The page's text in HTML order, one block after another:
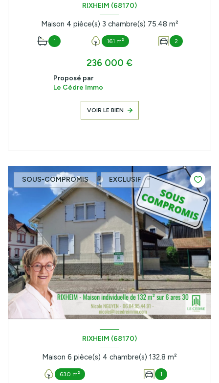
RIXHEIM (68170)
Maison 4 pièce(s) 3 chambre(s) 75.48 m²
1 161 m² 2
236 000 €
Proposé par
Le Cèdre Immo
VOIR LE BIEN
SOUS-COMPROMIS EXCLUSIF
RIXHEIM (68170)
Maison 6 pièce(s) 4 chambre(s) 132.8 m²
630 m² 1